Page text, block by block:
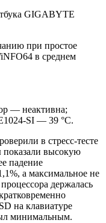
при простое
в среднем
— неактивна;
SI — 39 °C.
в стресс-тесте
высокую
падение
а максимальное не
держалась
на клавиатуре
минимальным.